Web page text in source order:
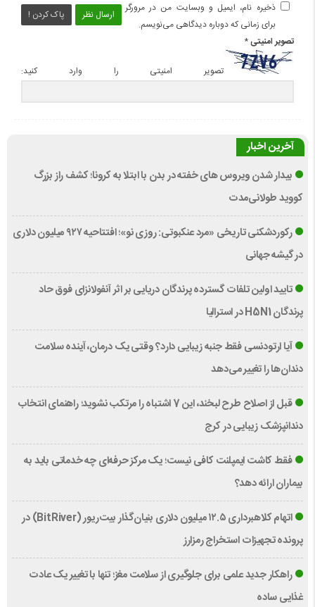
ارسال نظر پاک کردن !
ذخیره نام، ایمیل و وبسایت من در مرورگر
برای زمانی که دوباره دیدگاهی می‌نویسم.
تصویر امنیتی*
تصویر امنیتی را وارد کنید:
آخرین اخبار
بیدار شدن ویروس‌ های خفته در بدن با ابتلا به کرونا؛ کشف راز بزرگ
کووید طولانی‌مدت
رکوردشکنی تاریخی «مرد عنکبوتی: روزی نو»؛ افتتاحیه ۹۲۷ میلیون دلاری
در گیشه جهانی
تایید اولین تلفات گسترده پرندگان دریایی بر اثر آنفولانزای فوق حاد
پرندگان H5N1 در استرالیا
آیا ارتودنسی فقط جنبه زیبایی دارد؟ وقتی یک درمان، آینده سلامت
دندان‌ها را تغییر می‌دهد
قبل از اصلاح طرح لبخند، این 7 اشتباه را مرتکب نشوید؛ راهنمای انتخاب
دندانپزشک زیبایی در کرج
فقط کاشت ایمپلنت کافی نیست؛ یک مرکز حرفه‌ای چه خدماتی باید به
بیماران ارائه دهد؟
اتهام کلاهبرداری ۱۲.۵ میلیون دلاری بنیان‌گذار بیت‌ریور (BitRiver) در
پرونده تجهیزات استخراج رمزارز
راهکار جدید علمی برای جلوگیری از سلامت مغز؛ تنها با تغییر یک عادت
غذایی ساده